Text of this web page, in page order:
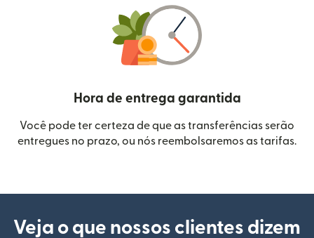
Hora de entrega garantida
Você pode ter certeza de que as transferências serão
entregues no prazo, ou nós reembolsaremos as tarifas.
Veja o que nossos clientes dizem